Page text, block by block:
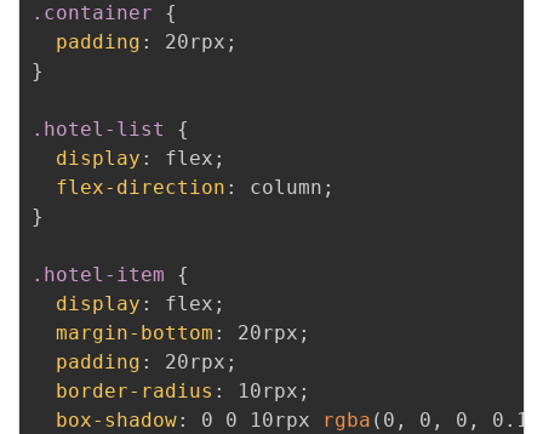
.container
{
padding : 20rpx ;
}
.hotel-list
{
display : flex ;
flex-direction : column ;
}
.hotel-item
{
display : flex ;
margin-bottom : 20rpx ;
padding : 20rpx ;
border-radius : 10rpx ;
box-shadow: 0 0 10rpx rgba ( 0 , 0 , 0 , 0.1